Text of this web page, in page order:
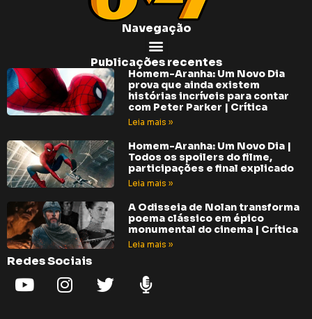
Navegação
Publicações recentes
Homem-Aranha: Um Novo Dia
prova que ainda existem
histórias incríveis para contar
com Peter Parker | Crítica
Leia mais »
Homem-Aranha: Um Novo Dia |
Todos os spoilers do filme,
participações e final explicado
Leia mais »
A Odisseia de Nolan transforma
poema clássico em épico
monumental do cinema | Crítica
Leia mais »
Redes Sociais